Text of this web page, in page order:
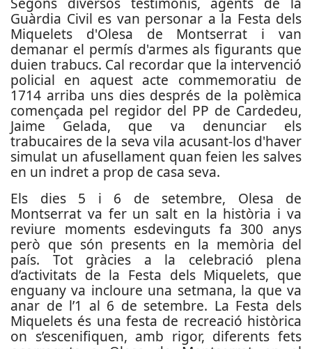
Guàrdia Civil es van personar a la Festa dels
Miquelets d'Olesa de Montserrat i van
demanar el permís d'armes als figurants que
duien trabucs. Cal recordar que la intervenció
policial en aquest acte commemoratiu de
1714 arriba uns dies després de la polèmica
començada pel regidor del PP de Cardedeu,
Jaime Gelada, que va denunciar els
trabucaires de la seva vila acusant-los d'haver
simulat un afusellament quan feien les salves
en un indret a prop de casa seva.
Els dies 5 i 6 de setembre, Olesa de
Montserrat va fer un salt en la història i va
reviure moments esdevinguts fa 300 anys
però que són presents en la memòria del
país. Tot gràcies a la celebració plena
d’activitats de la Festa dels Miquelets, que
enguany va incloure una setmana, la que va
anar de l’1 al 6 de setembre. La Festa dels
Miquelets és una festa de recreació històrica
on s’escenifiquen, amb rigor, diferents fets